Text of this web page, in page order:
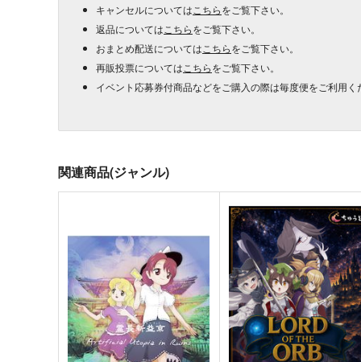
キャンセルについては こちらをご覧下さい。
返品については こちらをご覧下さい。
おまとめ配送については こちらをご覧下さい。
再販投票については こちらをご覧下さい。
イベント応募券付商品などをご購入の際は毎度便をご利用く
関連商品(ジャンル)